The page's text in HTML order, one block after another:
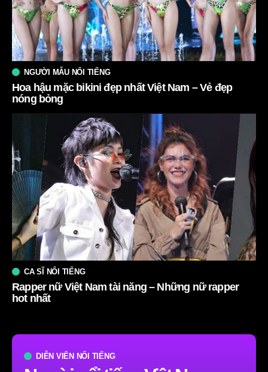
DIỄN VIÊN NỔI TIẾNG
NGƯỜI MẪU NỔI TIẾNG
Hoa hậu mặc bikini đẹp nhất Việt Nam – Vẻ đẹp
nóng bỏng
CA SĨ NỔI TIẾNG
Rapper nữ Việt Nam tài năng – Những nữ rapper
hot nhất